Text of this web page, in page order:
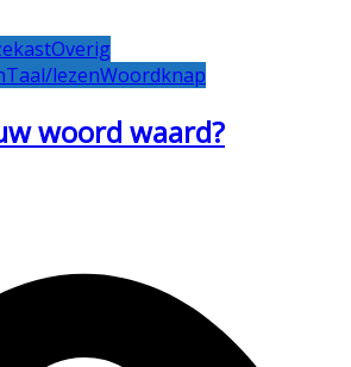
Overig
Taal/lezenWoordknap
woord waard?